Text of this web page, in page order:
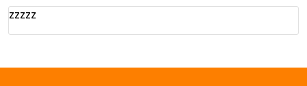
zzzzz